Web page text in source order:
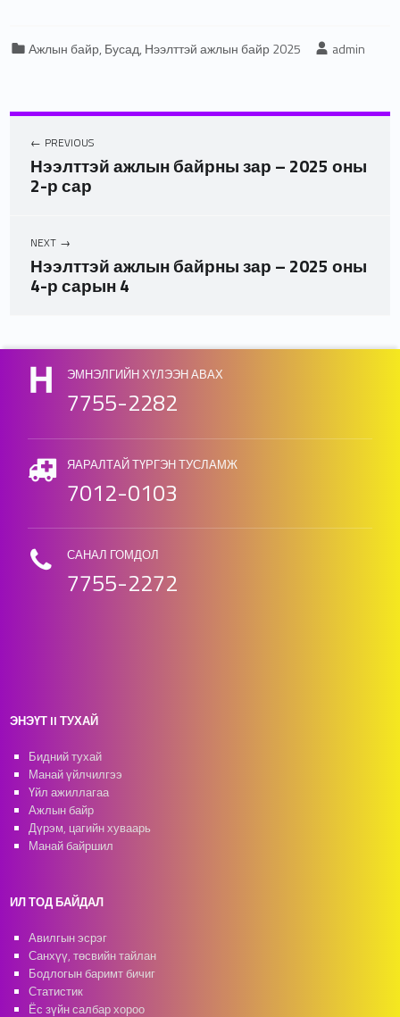
Categorized in:
Ажлын байр, Бусад, Нээлттэй ажлын байр 2025 Written by:
admin
PREVIOUS
Нээлттэй ажлын байрны зар – 2025 оны
2-р сар
NEXT
Нээлттэй ажлын байрны зар – 2025 оны
4-р сарын 4
ЭМНЭЛГИЙН ХҮЛЭЭН АВАХ
7755-2282
ЯАРАЛТАЙ ТҮРГЭН ТУСЛАМЖ
7012-0103
САНАЛ ГОМДОЛ
7755-2272
ЭНЭҮТ II ТУХАЙ
Бидний тухай
Манай үйлчилгээ
Үйл ажиллагаа
Ажлын байр
Дүрэм, цагийн хуваарь
Манай байршил
ИЛ ТОД БАЙДАЛ
Авилгын эсрэг
Санхүү, төсвийн тайлан
Бодлогын баримт бичиг
Статистик
Ёс зүйн салбар хороо